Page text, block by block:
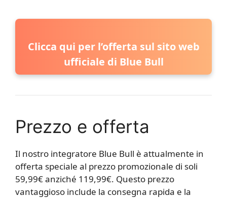
Clicca qui per l’offerta sul sito web
ufficiale di Blue Bull
Prezzo e offerta
Il nostro integratore Blue Bull è attualmente in
offerta speciale al prezzo promozionale di soli
59,99€ anziché 119,99€. Questo prezzo
vantaggioso include la consegna rapida e la